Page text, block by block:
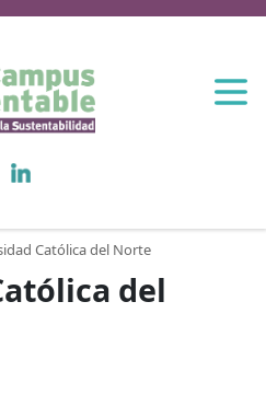
LinkedIn
Católica del Norte
del